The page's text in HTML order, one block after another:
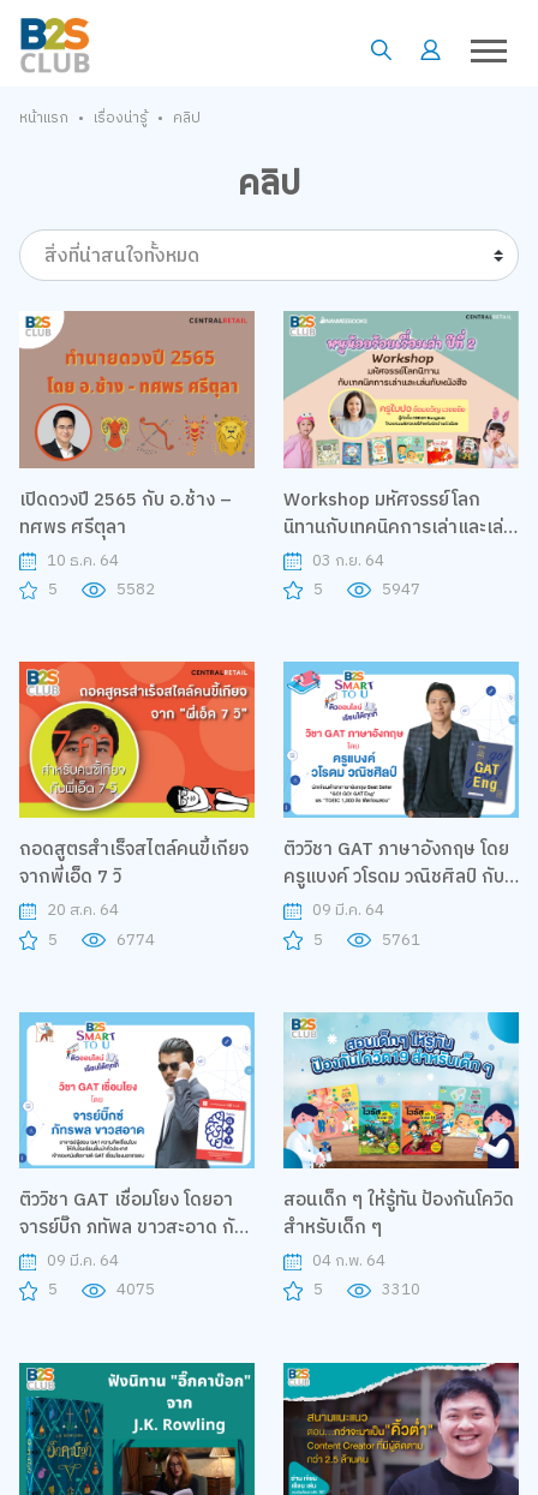
หน้าแรก • เรื่องน่ารู้ • คลิป
คลิป
สิ่งที่น่าสนใจทั้งหมด
เปิดดวงปี 2565 กับ อ.ช้าง –
ทศพร ศรีตุลา
10 ธ.ค. 64
5
5582
Workshop มหัศจรรย์โลก
นิทานกับเทคนิคการเล่าและเล่น
กับหนังสือ โดยคุณครูใบปอ
03 ก.ย. 64
5
5947
ถอดสูตรสำเร็จสไตล์คนขี้เกียจ
จากพี่เอ็ด 7 วิ
20 ส.ค. 64
5
6774
ติววิชา GAT ภาษาอังกฤษ โดย
ครูแบงค์ วโรดม วณิชศิลป์ กับ
โครงการ B2S Smart to U
09 มี.ค. 64
5
5761
ติววิชา GAT เชื่อมโยง โดยอา
จารย์บิ๊ก ภทัพล ขาวสะอาด กับ
โครงการ B2S Smart to U
09 มี.ค. 64
5
4075
สอนเด็ก ๆ ให้รู้ทัน ป้องกันโควิด
สำหรับเด็ก ๆ
04 ก.พ. 64
5
3310